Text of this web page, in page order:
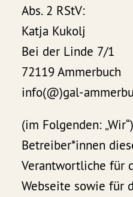
Abs. 2 RStV:
Katja Kukolj
Bei der Linde 7/1
72119 Ammerbuch
info(@)gal-
(im Folgenden:
Betreiber*innen
Verantwortliche für
Webseite sowie für